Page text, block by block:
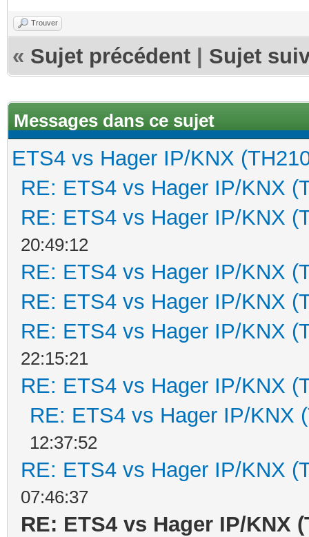
Trouver
« Sujet précédent Sujet
Messages dans ce sujet
ETS4 vs Hager IP/KNX
RE: ETS4 vs Hager IP/KNX
RE: ETS4 vs Hager IP/KNX
20:49:12
RE: ETS4 vs Hager IP/KNX
RE: ETS4 vs Hager IP/KNX
RE: ETS4 vs Hager IP/KNX
22:15:21
RE: ETS4 vs Hager IP/KNX
RE: ETS4 vs Hager IP/KNX
12:37:52
RE: ETS4 vs Hager IP/KNX
07:46:37
RE: ETS4 vs Hager IP/KNX